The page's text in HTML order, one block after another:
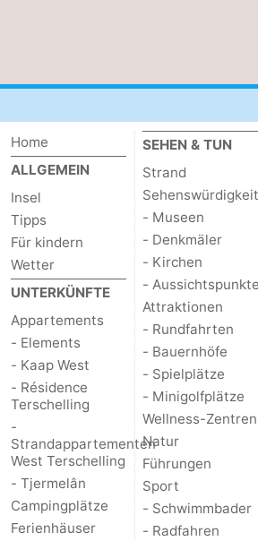
Home
ALLGEMEIN
Insel
Tipps
Für kindern
Wetter
UNTERKÜNFTE
Appartements
- Elements
- Kaap West
- Résidence
Terschelling
-
Strandappartementen
West Terschelling
- Tjermelân
Campingplätze
Ferienhäuser
SEHEN & TUN
Strand
- Museen
- Denkmäler
- Kirchen
- Aussichtspunkte
Attraktionen
- Rundfahrten
- Bauernhöfe
- Spielplätze
- Minigolfplätze
Wellness-Zentren
Natur
Führungen
Sport
- Schwimmbader
- Radfahren